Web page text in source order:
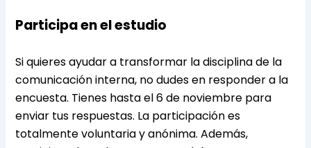
Participa en el estudio
Si quieres ayudar a transformar la disciplina de la
comunicación interna, no dudes en responder a la
encuesta. Tienes hasta el 6 de noviembre para
enviar tus respuestas. La participación es
totalmente voluntaria y anónima. Además,